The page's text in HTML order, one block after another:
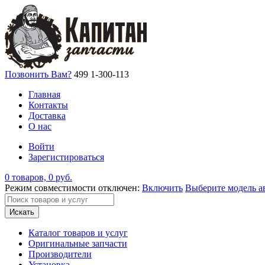
Позвонить Вам? 499 1-300-113
Главная
Контакты
Доставка
О нас
Войти
Зарегистироваться
0 товаров, 0 руб.
Режим совместимости отключен: Включить Выберите модель
Искать
Каталог товаров и услуг
Оригинальные запчасти
Производители